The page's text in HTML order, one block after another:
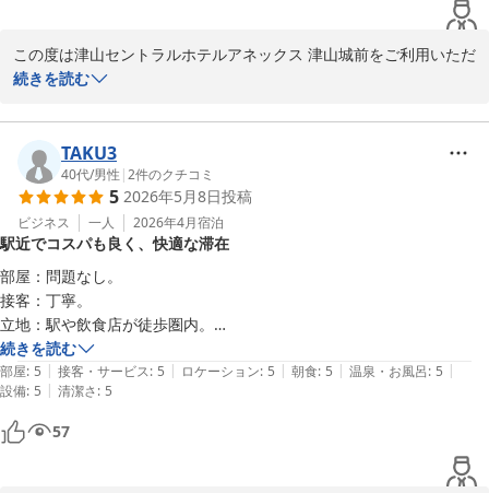
フロント　平岡
【連泊限定】【駐車場無料】お得！客室清掃不要プラン★朝食無料
バイキング＆ハッピーアワー大好評
津山セントラルホテル アネックス 津山城前（ＢＢＨホテルグル
ープ）
2026-07-05
※当館では、無料の軽食サービスを開始しました。
カレー（※数量限定）、すき焼き丼・親子丼・牛丼・中華丼の4種
夜7時から9時までご提供しております。
また、ドリンクサーバー（ソフトドリンクやアルコール割り対応）
は
16時から24時までご利用いただけます。
ミニラーメン、スープ各種、紅茶、コーヒーなどもご用意しており
ます。
どうぞご滞在中にご利用くださいませ。
さらに、客室にはスマートテレビを導入しており、
YouTubeなどのネット動画もお楽しみいただけます。
ぜひごゆっくりとお過ごしください。
この度は津山セントラルホテルアネックス 津山城前をご利用いただ
き、誠にありがとうございます。
津山城観光のご宿泊に当館をお選びいただき、また館内サービスに
つきましてご満足いただけたとのお言葉を頂戴し大変嬉しく存じま
す。
ドリンクサービスや夜の軽食サービスなどにつきましてもお楽しみ
いただけたようで何よりでございます。
「夢のようにリーズナブル」とのお言葉を頂戴し、スタッフ一同大
変励みになります。
また、温かい応援のお言葉までいただき誠にありがとうございま
す。
今後も多くのお客様に気軽にご利用いただけるホテルとして、サー
ビス向上に努めてまいります。
続きを読む
TAKU3
40代/男性 |2件のクチコミ
5 2026年5月8日投稿
ビジネス 一人 2026年4月宿泊
駅近でコスパも良く、快適な滞在
部屋：問題なし。
接客：丁寧。
立地：駅や飲食店が徒歩圏内。
朝食：問題なし。
風呂：問題なし。
設備：問題なし。
清潔：問題なし。
コストパフォーマンスに満足。
続きを読む
部屋: 5 | 接客・サービス: 5 | ロケーション: 5 | 朝食: 5 | 温泉・お風呂: 5 |
設備: 5 | 清潔さ: 5
57